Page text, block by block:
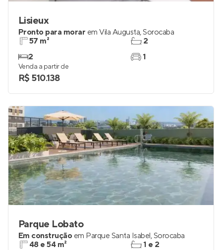
Lisieux
Pronto para morar em Vila Augusta,Sorocaba
57 m²
2
2
1
Venda a partir de
R$ 510.138
Parque Lobato
Em construção em Parque Santa Isabel,Sorocaba
48 e 54 m²
1 e 2